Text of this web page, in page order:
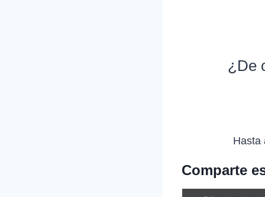
¿De
Hasta
Comparte